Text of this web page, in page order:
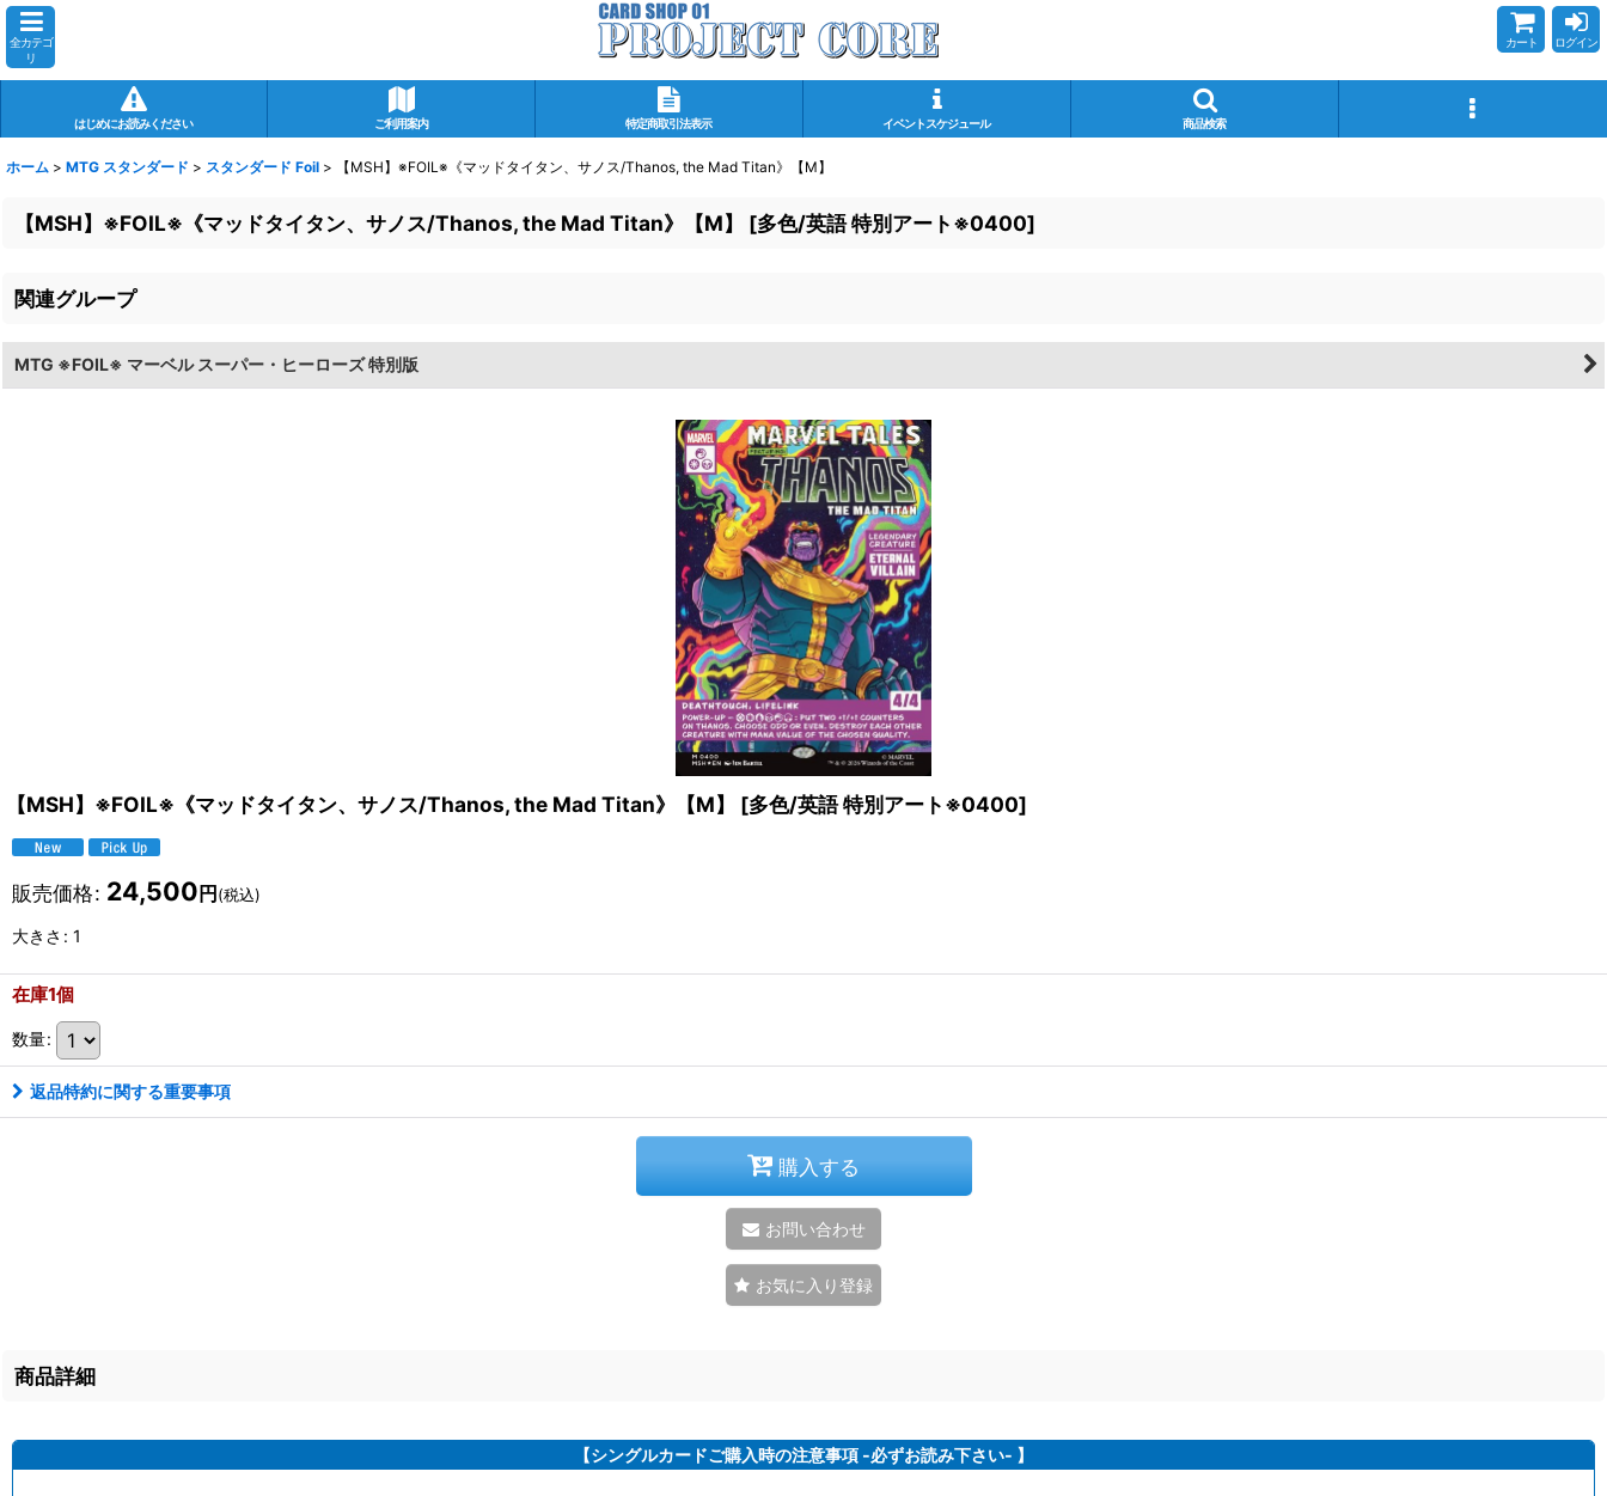
全カテゴ
リ
カート ログイン
はじめにお読みください ご利用案内 特定商取引法表示 イベントスケジュール 商品検索
ホーム > MTG スタンダード > スタンダード Foil > 【MSH】※FOIL※《マッドタイタン、サノス/Thanos, the Mad Titan》【M】
【MSH】※FOIL※《マッドタイタン、サノス/Thanos, the Mad Titan》【M】 [多色/英語 特別アート※0400]
関連グループ
MTG ※FOIL※ マーベル スーパー・ヒーローズ 特別版
【MSH】※FOIL※《マッドタイタン、サノス/Thanos, the Mad Titan》【M】 [多色/英語 特別アート※0400]
販売価格: 24,500 円 (税込)
大きさ : 1
在庫1個
数量:
返品特約に関する重要事項
購入する
お問い合わせ
お気に入り登録
商品詳細
【シングルカードご購入時の注意事項 -必ずお読み下さい- 】